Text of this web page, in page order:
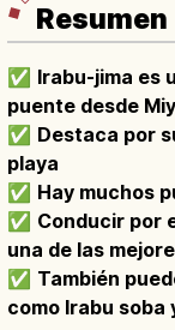
Resumen
✅ Irabu-jima es
puente desde
✅ Destaca por
playa
✅ Hay muchos
✅ Conducir por
una de las
✅ También
como Irabu soba